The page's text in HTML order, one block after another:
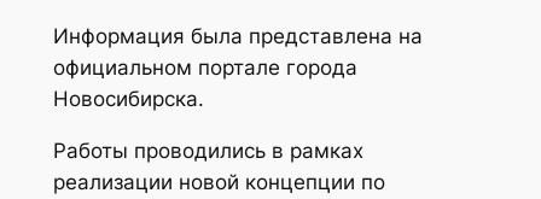
Информация была представлена на
официальном портале города
Новосибирска.
Работы проводились в рамках
реализации новой концепции по